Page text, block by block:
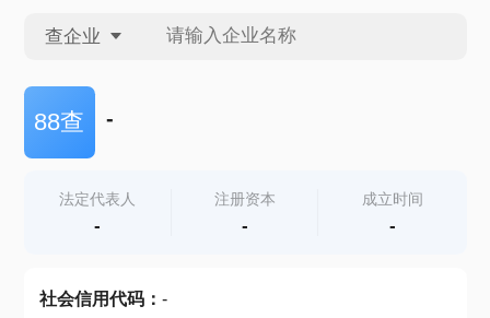
查企业
查企业
查产地
88查 -
法定代表人
-
注册资本
-
成立时间
-
社会信用代码： -